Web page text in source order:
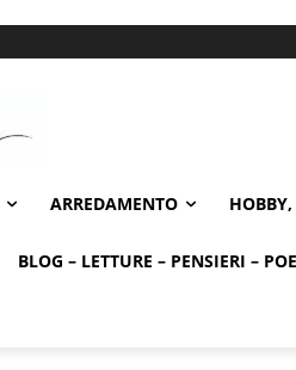
ARREDAMENTO
BLOG – LETTURE – PENSIERI –